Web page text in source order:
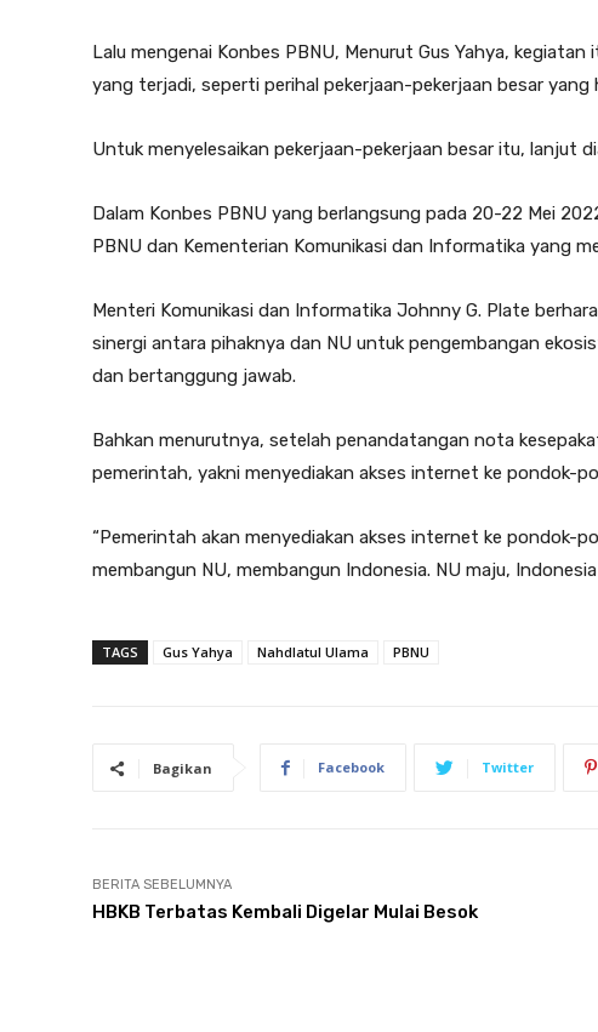
Lalu mengenai Konbes PBNU, Menurut Gus Yahya,
yang terjadi, seperti perihal pekerjaan-pekerjaan besar yang
Untuk menyelesaikan pekerjaan-pekerjaan besar itu, lanjut
Dalam Konbes PBNU yang berlangsung pada 20-22 Mei
PBNU dan Kementerian Komunikasi dan Informatika yang
Menteri Komunikasi dan Informatika Johnny G. Plate
sinergi antara pihaknya dan NU untuk pengembangan
dan bertanggung jawab.
Bahkan menurutnya, setelah penandatangan nota
pemerintah, yakni menyediakan akses internet ke pondok-
“Pemerintah akan menyediakan akses internet ke pondok-
membangun NU, membangun Indonesia. NU maju,
TAGS Gus Yahya Nahdlatul Ulama PBNU
Bagikan Facebook Twitter
BERITA SEBELUMNYA
HBKB Terbatas Kembali Digelar Mulai Besok